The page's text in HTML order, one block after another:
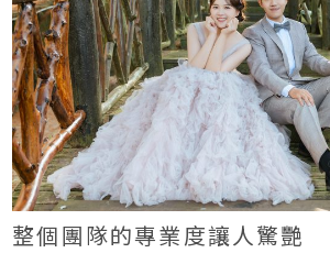
123
Read More
整個團隊的專業度讓人驚艷